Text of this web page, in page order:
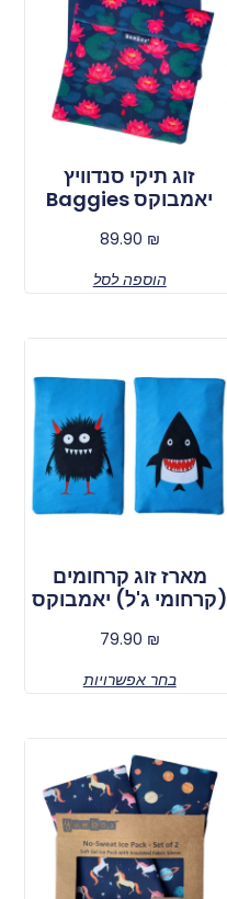
זוג תיקי סנדוויץ
יאמבוקס Baggies
89.90 ₪
הוספה לסל
מארז זוג קרחומים
(קרחומי ג'ל) יאמבוקס
79.90 ₪
בחר אפשרויות